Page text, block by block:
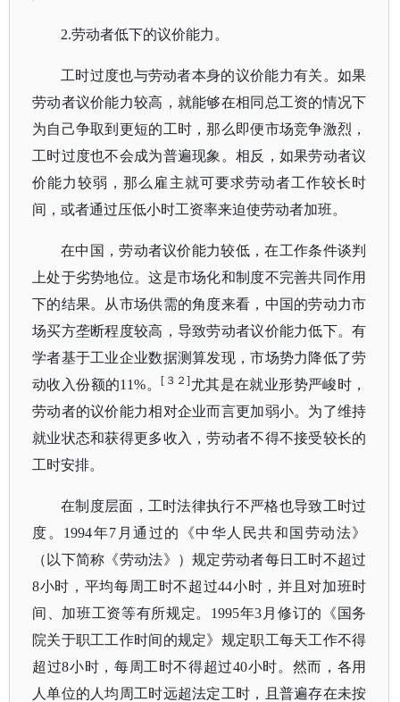
2.劳动者低下的议价能力。
工时过度也与劳动者本身的议价能力有关。如果
劳动者议价能力较高，就能够在相同总工资的情况下
为自己争取到更短的工时，那么即便市场竞争激烈，
工时过度也不会成为普遍现象。相反，如果劳动者议
价能力较弱，那么雇主就可要求劳动者工作较长时
间，或者通过压低小时工资率来迫使劳动者加班。
在中国，劳动者议价能力较低，在工作条件谈判
上处于劣势地位。这是市场化和制度不完善共同作用
下的结果。从市场供需的角度来看，中国的劳动力市
场买方垄断程度较高，导致劳动者议价能力低下。有
学者基于工业企业数据测算发现，市场势力降低了劳
动收入份额的11%。[３２] 尤其是在就业形势严峻时，
劳动者的议价能力相对企业而言更加弱小。为了维持
就业状态和获得更多收入，劳动者不得不接受较长的
工时安排。
在制度层面，工时法律执行不严格也导致工时过
度。 1994年7月通过的《中华人民共和国劳动法》
（以下简称《劳动法》）规定劳动者每日工时不超过
8小时，平均每周工时不超过44小时，并且对加班时
间、加班工资等有所规定。1995年3月修订的《国务
院关于职工工作时间的规定》规定职工每天工作不得
超过8小时，每周工时不得超过40小时。然而，各用
人单位的人均周工时远超法定工时，且普遍存在未按